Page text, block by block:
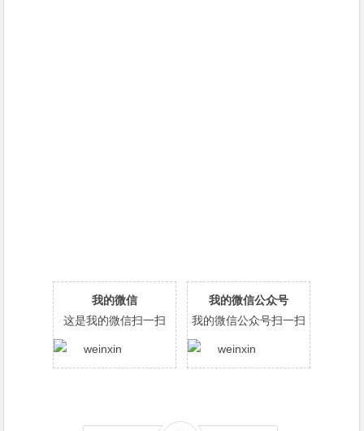
我的微信
这是我的微信扫一扫
我的微信公众号
我的微信公众号扫一扫